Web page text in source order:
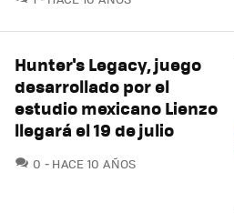
Hunter's Legacy, juego
desarrollado por el
estudio mexicano Lienzo
llegará el 19 de julio
0 COMENTARIOS
HACE 10 AÑOS